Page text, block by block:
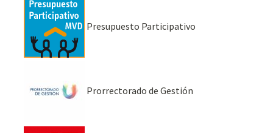
Presupuesto Participativo
Prorrectorado de Gestión